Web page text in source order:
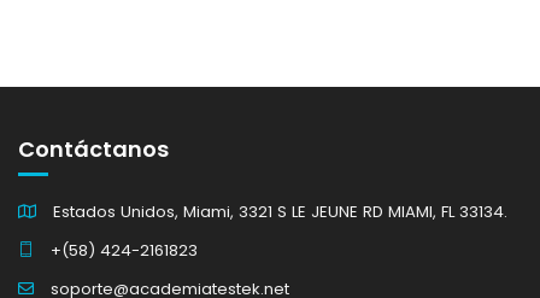
Contáctanos
Estados Unidos, Miami, 3321 S LE JEUNE RD MIAMI, FL 33134.
+(58) 424-2161823
soporte@academiatestek.net